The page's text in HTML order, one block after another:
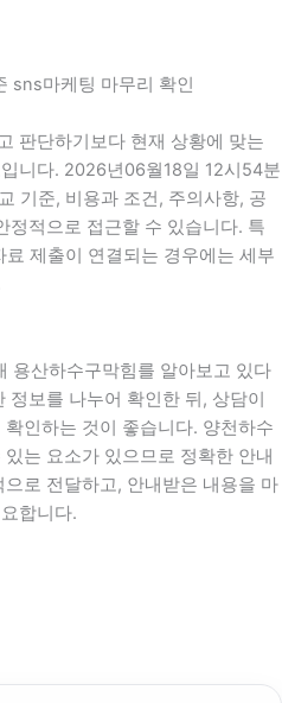
sns마케팅 마무리 확인
판단하기보다 현재 상황에 맞는
니다. 2026년06월18일 12시54분
기준, 비용과 조건, 주의사항, 공
정적으로 접근할 수 있습니다. 특
제출이 연결되는 경우에는 세부
용산하수구막힘를 알아보고 있다
정보를 나누어 확인한 뒤, 상담이
인하는 것이 좋습니다. 양천하수
는 요소가 있으므로 정확한 안내
로 전달하고, 안내받은 내용을 마
합니다.